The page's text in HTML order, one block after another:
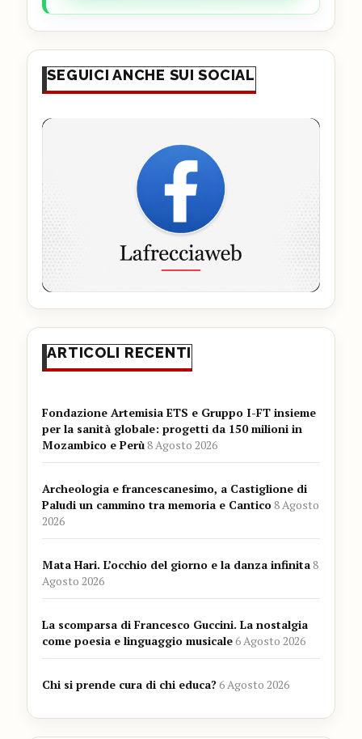
SEGUICI ANCHE SUI SOCIAL
ARTICOLI RECENTI
Fondazione Artemisia ETS e Gruppo I-FT insieme
per la sanità globale: progetti da 150 milioni in
Mozambico e Perù8 Agosto 2026
Archeologia e francescanesimo, a Castiglione di
Paludi un cammino tra memoria e Cantico8 Agosto
2026
Mata Hari. L’occhio del giorno e la danza infinita8
Agosto 2026
La scomparsa di Francesco Guccini. La nostalgia
come poesia e linguaggio musicale6 Agosto 2026
Chi si prende cura di chi educa?6 Agosto 2026